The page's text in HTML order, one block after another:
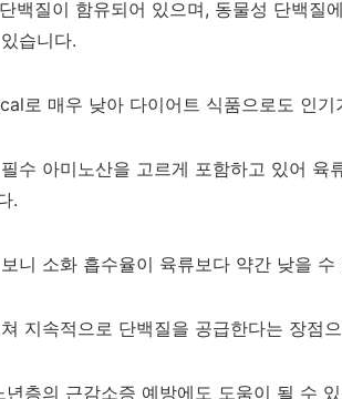
백질이 함유되어 있으며, 동물성 단백질
습니다.
로 매우 낮아 다이어트 식품으로도 인기
수 아미노산을 고르게 포함하고 있어 육
.
니 소화 흡수율이 육류보다 약간 낮을 수
지속적으로 단백질을 공급한다는 장점
층의 근감소증 예방에도 도움이 될 수